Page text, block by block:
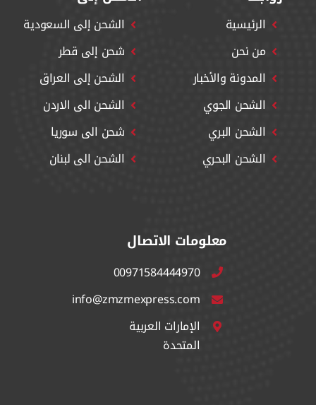
الرئيسية
من نحن
المدونة والأخبار
الشحن الجوي
الشحن البري
الشحن البحري
الشحن إلى السعودية
شحن إلى قطر
الشحن إلى العراق
الشحن الى الاردن
شحن الى سوريا
الشحن الى لبنان
معلومات الاتصال
00971584444970
info@zmzmexpress.com
الإمارات العربية
المتحدة